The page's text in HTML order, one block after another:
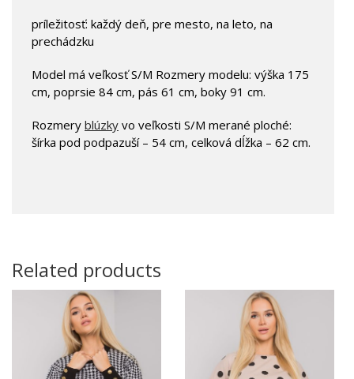
príležitosť: každý deň, pre mesto, na leto, na
prechádzku
Model má veľkosť S/M Rozmery modelu: výška 175
cm, poprsie 84 cm, pás 61 cm, boky 91 cm.
Rozmery blúzky vo veľkosti S/M merané ploché:
šírka pod podpazuší – 54 cm, celková dĺžka – 62 cm.
Related products